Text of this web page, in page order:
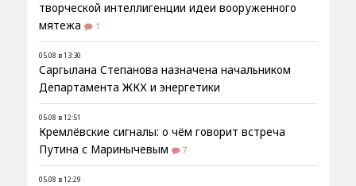
творческой интеллигенции идеи вооруженного
мятежа
1
05.08 в 13:30
Саргылана Степанова назначена начальником
Департамента ЖКХ и энергетики
05.08 в 12:51
Кремлёвские сигналы: о чём говорит встреча
Путина с Маринычевым
7
05.08 в 12:29